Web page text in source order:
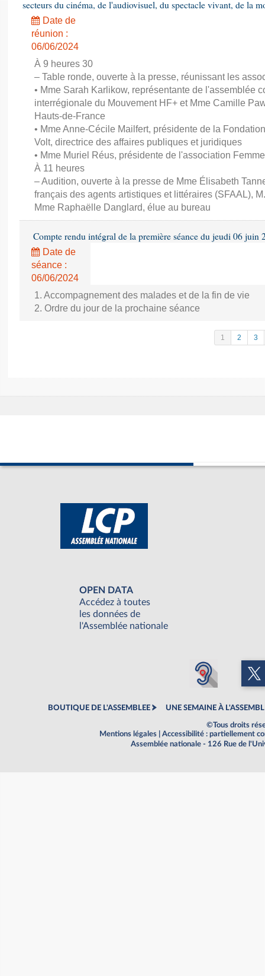
secteurs du cinéma, de l'audiovisuel, du spectacle vivant, de la
Date de
réunion :
06/06/2024
À 9 heures 30
– Table ronde, ouverte à la presse, réunissant les
• Mme Sarah Karlikow, représentante de l'assemblée
interrégionale du Mouvement HF+ et Mme Camille
Hauts-de-France
• Mme Anne-Cécile Mailfert, présidente de la
Volt, directrice des affaires publiques et juridiques
• Mme Muriel Réus, présidente de l'association
À 11 heures
– Audition, ouverte à la presse de Mme Élisabeth
français des agents artistiques et littéraires (SFAAL),
Mme Raphaëlle Danglard, élue au bureau
Compte rendu intégral de la première séance du jeudi 06 juin
Date de
séance :
06/06/2024
1. Accompagnement des malades et de la fin de vie
2. Ordre du jour de la prochaine séance
1 2 3
OPEN DATA
Accédez à toutes
les données de
l'Assemblée nationale
BOUTIQUE DE L'ASSEMBLEE UNE SEMAINE À
©Tous droits
Mentions légales
Accessibilité : partiellement
Assemblée nationale - 126 Rue de